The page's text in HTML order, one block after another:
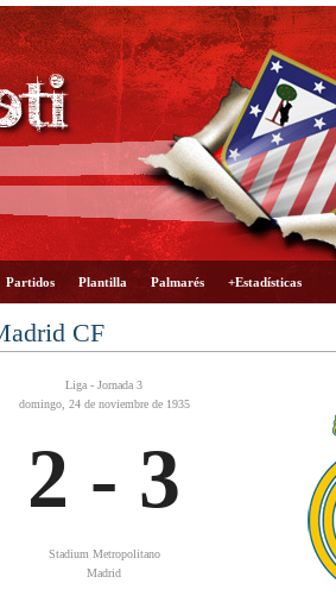
Partidos Plantilla Palmarés +Estadísticas
CF
Liga - Jornada 3
domingo, 24 de noviembre de 1935
2 - 3
Stadium Metropolitano
Madrid